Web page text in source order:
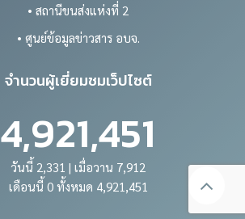
• สถานีขนส่งแห่งที่ 2
• ศูนย์ข้อมูลข่าวสาร อบจ.
จำนวนผู้เยี่ยมชมเว็ปไซต์
4,921,451
วันนี้ 2,331 | เมื่อวาน 7,912
เดือนนี้ 0 ทั้งหมด 4,921,451